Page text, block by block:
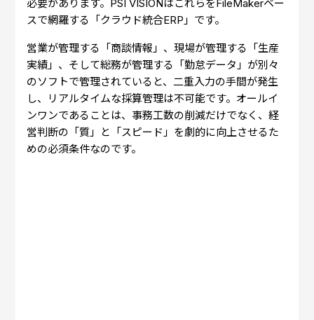
必要があります。PSI VISIONはこれらをFileMakerベー
スで網羅する「クラウド統合ERP」です。
営業が管理する「商談情報」、現場が管理する「生産
実績」、そして総務が管理する「勤怠データ」が別々
のソフトで管理されていると、二重入力の手間が発生
し、リアルタイムな採算管理は不可能です。オールイ
ンワンであることは、事務工数の削減だけでなく、経
営判断の「質」と「スピード」を劇的に向上させるた
めの必須条件なのです。